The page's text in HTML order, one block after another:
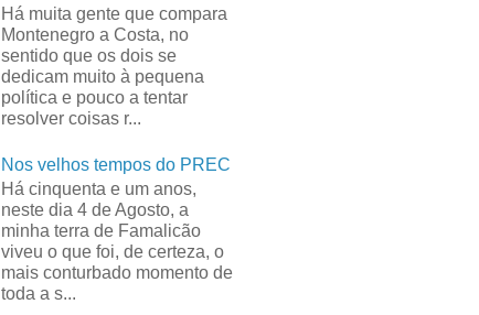
Há muita gente que compara
Montenegro a Costa, no
sentido que os dois se
dedicam muito à pequena
política e pouco a tentar
resolver coisas r...
Nos velhos tempos do PREC
Há cinquenta e um anos,
neste dia 4 de Agosto, a
minha terra de Famalicão
viveu o que foi, de certeza, o
mais conturbado momento de
toda a s...